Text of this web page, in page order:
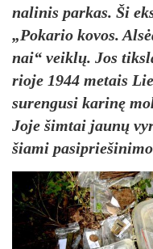
na­li­nis par­kas. Ši
„Po­ka­rio ko­vos.
nai“ veik­lų. Jos
rio­je 1944 me­tais
su­ren­gu­si ka­ri­nę
Jo­je šim­tai jau­nų
šia­mi